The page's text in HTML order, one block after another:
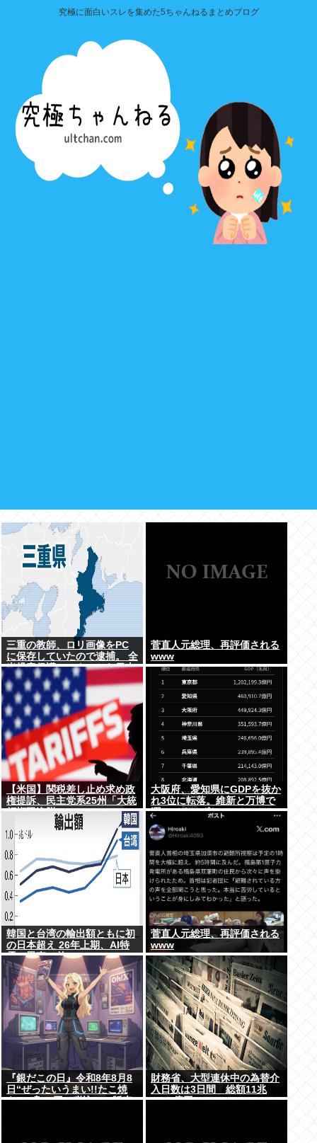
究極に面白いスレを集めた5ちゃんねるまとめブログ
三重の教師、ロリ画像をPC
に保存していたので逮捕。 全
米児童保護センターから日本
の警察庁に通報が来る。
菅直人元総理、再評価される
www
【米国】関税差し止め求め政
権提訴、民主党系25州「大統
領権限逸脱」
大阪府、愛知県にGDPを抜か
れ3位に転落。維新と万博で
潤ってるはずじゃ…
韓国と台湾の輸出額ともに初
の日本超え 26年上期、AI特
需の恩恵で差
菅直人元総理、再評価される
www
『銀だこの日』令和8年8月8
日“ぜったいうまい!!たこ焼
を、1舟88円（税込）で販売
財務省、大型連休中の為替介
入日数は3日間 総額11兆
7349億円